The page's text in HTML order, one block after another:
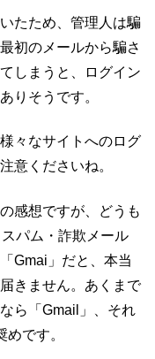
たため、管理人は騙
初のメールから騙さ
しまうと、ログイン
りそうです。
々なサイトへのログ
意くださいね。
感想ですが、どうも
パム・詐欺メール
Gmai」だと、本当
きません。あくまで
ら「Gmail」、それ
です。